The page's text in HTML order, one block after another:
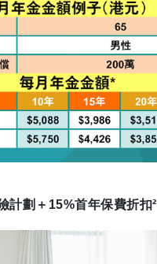
計劃＋15%首年保費折扣²